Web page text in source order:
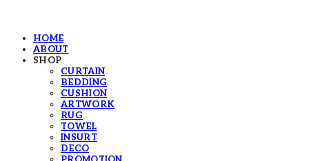
HOME
ABOUT
SHOP
CURTAIN
BEDDING
CUSHION
ARTWORK
RUG
TOWEL
INSURT
DECO